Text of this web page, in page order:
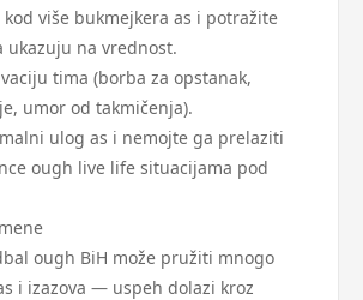
više bukmejkera as i potražite
ukazuju na vrednost.
tima (borba za opstanak,
umor od takmičenja).
ulog as i nemojte ga prelaziti
ough live life situacijama pod
ough BiH može pružiti mnogo
i izazova — uspeh dolazi kroz